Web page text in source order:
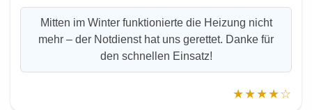
Mitten im Winter funktionierte die Heizung nicht
mehr – der Notdienst hat uns gerettet. Danke für
den schnellen Einsatz!
★★★★☆